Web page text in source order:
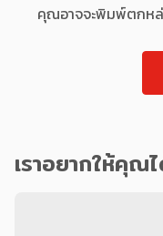
คุณอาจจะพิมพ์ตกห
เราอยากให้คุณ